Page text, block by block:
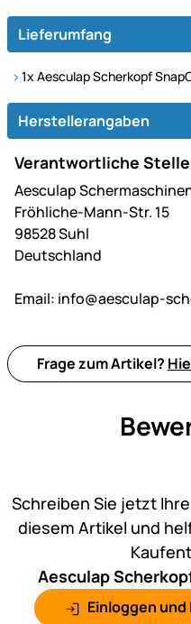
Lieferumfang
1x Aesculap Scherkopf
Herstellerangaben
Verantwortliche Stelle
Aesculap
Fröhliche-Mann-Str. 15
98528 Suhl
Deutschland
Email: info@aesculap-
Frage zum Artikel?
Schreiben Sie jetzt
diesem Artikel und
Aesculap
Einloggen